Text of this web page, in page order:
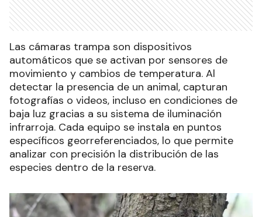
Las cámaras trampa son dispositivos
automáticos que se activan por sensores de
movimiento y cambios de temperatura. Al
detectar la presencia de un animal, capturan
fotografías o videos, incluso en condiciones de
baja luz gracias a su sistema de iluminación
infrarroja. Cada equipo se instala en puntos
específicos georreferenciados, lo que permite
analizar con precisión la distribución de las
especies dentro de la reserva.